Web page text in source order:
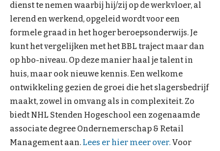
dienst te nemen waarbij hij/zij op de werkvloer, al
lerend en werkend, opgeleid wordt voor een
formele graad in het hoger beroepsonderwijs. Je
kunt het vergelijken met het BBL traject maar dan
op hbo-niveau. Op deze manier haal je talent in
huis, maar ook nieuwe kennis. Een welkome
ontwikkeling gezien de groei die het slagersbedrijf
maakt, zowel in omvang als in complexiteit. Zo
biedt NHL Stenden Hogeschool een zogenaamde
associate degree Ondernemerschap & Retail
Management aan. Lees er hier meer over. Voor